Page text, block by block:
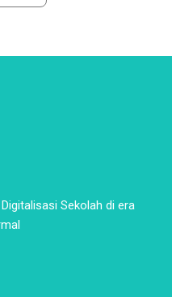
Sekolah di era